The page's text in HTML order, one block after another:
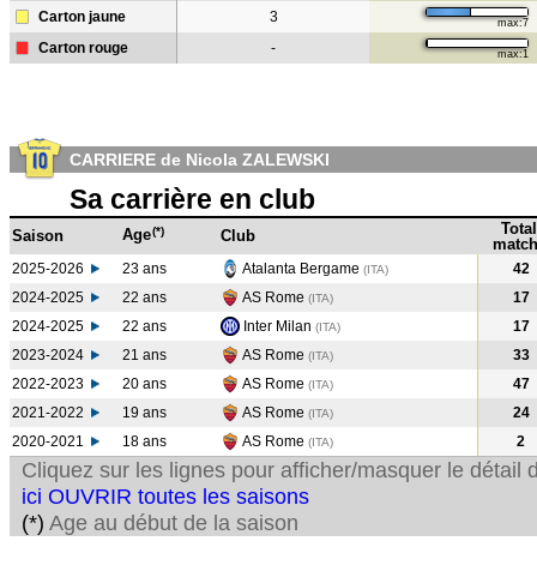
Carton jaune 3 max:7
Carton rouge - max:1
CARRIERE de Nicola ZALEWSKI
Sa carrière en club
Saison Age(*) Club
Total
2025-2026 23 ans Atalanta Bergame (ITA)
42
2024-2025
22 ans AS Rome (ITA)
17
2024-2025
22 ans Inter Milan (ITA)
17
2023-2024
21 ans AS Rome (ITA)
33
2022-2023
20 ans AS Rome (ITA)
47
2021-2022
19 ans AS Rome (ITA)
24
2020-2021
18 ans AS Rome (ITA) 2
Cliquez sur les lignes pour afficher/masquer le détail
ici OUVRIR toutes les saisons
(*) Age au début de la saison